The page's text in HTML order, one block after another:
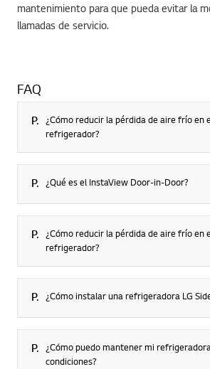
mantenimiento para que pueda evitar la
llamadas de servicio.
FAQ
P.
¿Cómo reducir la pérdida de aire frío en
refrigerador?
P. ¿Qué es el InstaView Door-in-Door?
P.
¿Cómo reducir la pérdida de aire frío en
refrigerador?
P. ¿Cómo instalar una refrigeradora LG
P.
¿Cómo puedo mantener mi
condiciones?